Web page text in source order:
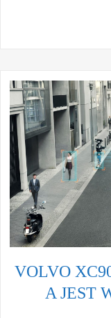
VOLVO
A JEST